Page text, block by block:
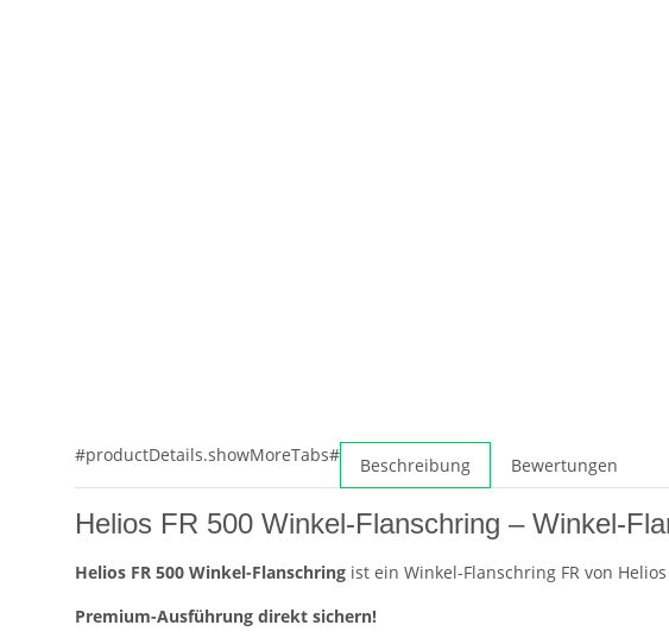
#productDetails.showMoreTabs# Beschreibung Bewertungen
Helios FR 500 Winkel-Flanschring – Winkel-
Helios FR 500 Winkel-Flanschring ist ein Winkel-Flanschring FR von
Premium-Ausführung direkt sichern!